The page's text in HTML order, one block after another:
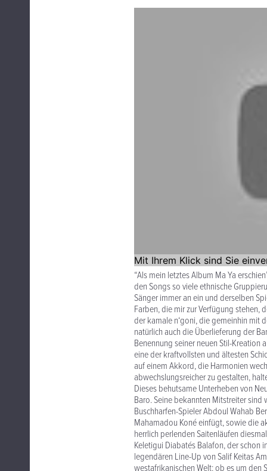
“Als mein letztes Album Ma Ya
den Songs so viele ethnische
Sänger immer an ein und derselben
Farben, die mir zur Verfügung stehen,
der kamale n‘goni, die gemeinhin mit
natürlich auch die Überlieferung der
Benennung seiner neuen Stil-Kreation
eine der kraftvollsten und ältesten
auf einem Akkord, die Harmonien
abwechslungsreicher zu gestalten,
Dieses behutsame Unterheben von
Baro. Seine bekannten Mitstreiter
Buschharfen-Spieler Abdoul Wahab
Mahamadou Koné einfügt, sowie die
herrlich perlenden Saitenläufen
Keletigui Diabatés Balafon, der schon
legendären Line-Up von Salif Keitas
westafrikanischen Welt: ob es um den